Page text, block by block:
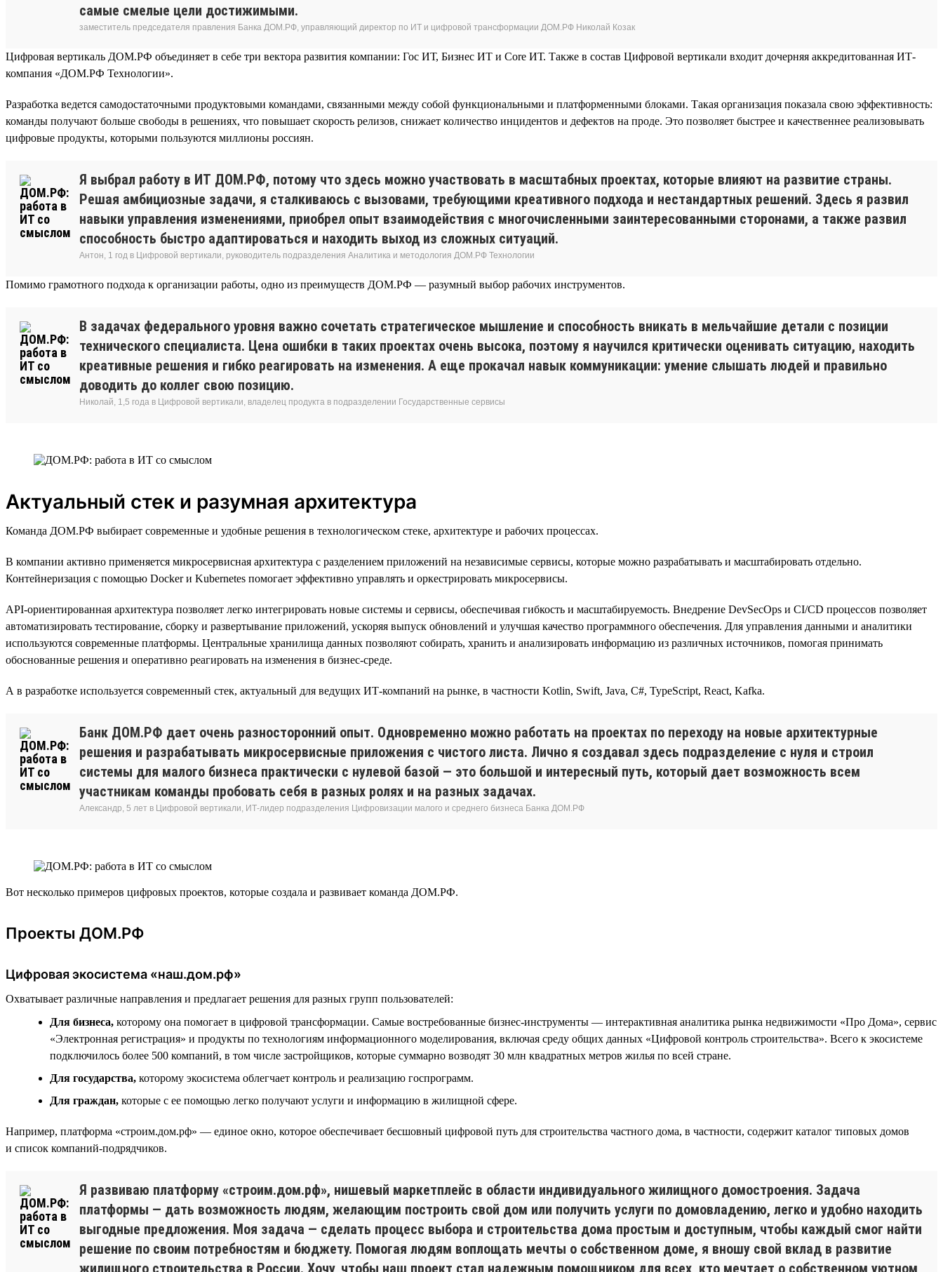
самые смелые цели достижимыми.
заместитель председателя правления Банка ДОМ.РФ, управляющий директор по ИТ и цифровой трансформации ДОМ.РФ Николай Козак
Цифровая вертикаль ДОМ.РФ объединяет в себе три вектора развития компании: Гос ИТ, Бизнес ИТ и Core ИТ. Также в состав Цифровой вертикали входит дочерняя аккредитованная ИТ-
компания «ДОМ.РФ Технологии».
Разработка ведется самодостаточными продуктовыми командами, связанными между собой функциональными и платформенными блоками. Такая организация показала свою эффективность:
команды получают больше свободы в решениях, что повышает скорость релизов, снижает количество инцидентов и дефектов на проде. Это позволяет быстрее и качественнее реализовывать
цифровые продукты, которыми пользуются миллионы россиян.
Я выбрал работу в ИТ ДОМ.РФ, потому что здесь можно участвовать в масштабных проектах, которые влияют на развитие страны.
Решая амбициозные задачи, я сталкиваюсь с вызовами, требующими креативного подхода и нестандартных решений. Здесь я развил
навыки управления изменениями, приобрел опыт взаимодействия с многочисленными заинтересованными сторонами, а также развил
способность быстро адаптироваться и находить выход из сложных ситуаций.
Антон, 1 год в Цифровой вертикали, руководитель подразделения Аналитика и методология ДОМ.РФ Технологии
Помимо грамотного подхода к организации работы, одно из преимуществ ДОМ.РФ — разумный выбор рабочих инструментов.
В задачах федерального уровня важно сочетать стратегическое мышление и способность вникать в мельчайшие детали с позиции
технического специалиста. Цена ошибки в таких проектах очень высока, поэтому я научился критически оценивать ситуацию, находить
креативные решения и гибко реагировать на изменения. А еще прокачал навык коммуникации: умение слышать людей и правильно
доводить до коллег свою позицию.
Николай, 1,5 года в Цифровой вертикали, владелец продукта в подразделении Государственные сервисы
Актуальный стек и разумная архитектура
Команда ДОМ.РФ выбирает современные и удобные решения в технологическом стеке, архитектуре и рабочих процессах.
В компании активно применяется микросервисная архитектура с разделением приложений на независимые сервисы, которые можно разрабатывать и масштабировать отдельно.
Контейнеризация с помощью Docker и Kubernetes помогает эффективно управлять и оркестрировать микросервисы.
API-ориентированная архитектура позволяет легко интегрировать новые системы и сервисы, обеспечивая гибкость и масштабируемость. Внедрение DevSecOps и CI/CD процессов позволяет
автоматизировать тестирование, сборку и развертывание приложений, ускоряя выпуск обновлений и улучшая качество программного обеспечения. Для управления данными и аналитики
используются современные платформы. Центральные хранилища данных позволяют собирать, хранить и анализировать информацию из различных источников, помогая принимать
обоснованные решения и оперативно реагировать на изменения в бизнес-среде.
А в разработке используется современный стек, актуальный для ведущих ИТ-компаний на рынке, в частности Kotlin, Swift, Java, C#, TypeScript, React, Kafka.
Банк ДОМ.РФ дает очень разносторонний опыт. Одновременно можно работать на проектах по переходу на новые архитектурные
решения и разрабатывать микросервисные приложения с чистого листа. Лично я создавал здесь подразделение с нуля и строил
системы для малого бизнеса практически с нулевой базой — это большой и интересный путь, который дает возможность всем
участникам команды пробовать себя в разных ролях и на разных задачах.
Александр, 5 лет в Цифровой вертикали, ИТ-лидер подразделения Цифровизации малого и среднего бизнеса Банка ДОМ.РФ
Вот несколько примеров цифровых проектов, которые создала и развивает команда ДОМ.РФ.
Проекты ДОМ.РФ
Цифровая экосистема «наш.дом.рф»
Охватывает различные направления и предлагает решения для разных групп пользователей:
Для бизнеса, которому она помогает в цифровой трансформации. Самые востребованные бизнес-инструменты — интерактивная аналитика рынка недвижимости «Про Дома», сервис
«Электронная регистрация» и продукты по технологиям информационного моделирования, включая среду общих данных «Цифровой контроль строительства». Всего к экосистеме
подключилось более 500 компаний, в том числе застройщиков, которые суммарно возводят 30 млн квадратных метров жилья по всей стране.
Для государства, которому экосистема облегчает контроль и реализацию госпрограмм.
Для граждан, которые с ее помощью легко получают услуги и информацию в жилищной сфере.
Например, платформа «строим.дом.рф» — единое окно, которое обеспечивает бесшовный цифровой путь для строительства частного дома, в частности, содержит каталог типовых домов
и список компаний-подрядчиков.
Я развиваю платформу «строим.дом.рф», нишевый маркетплейс в области индивидуального жилищного домостроения. Задача
платформы — дать возможность людям, желающим построить свой дом или получить услуги по домовладению, легко и удобно находить
выгодные предложения. Моя задача — сделать процесс выбора и строительства дома простым и доступным, чтобы каждый смог найти
решение по своим потребностям и бюджету. Помогая людям воплощать мечты о собственном доме, я вношу свой вклад в развитие
жилищного строительства в России. Хочу, чтобы наш проект стал надежным помощником для всех, кто мечтает о собственном уютном